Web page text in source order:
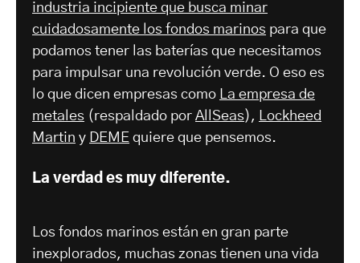
industria incipiente que busca minar
cuidadosamente los fondos marinos para que
podamos tener las baterías que necesitamos
para impulsar una revolución verde. O eso es
lo que dicen empresas como La empresa de
metales (respaldado por AllSeas), Lockheed
Martin y DEME quiere que pensemos.
La verdad es muy diferente.
Los fondos marinos están en gran parte
inexplorados, muchas zonas tienen una vida